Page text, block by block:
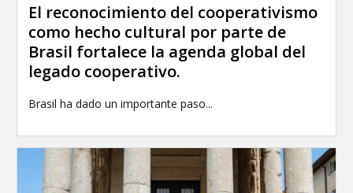
El reconocimiento del cooperativismo
como hecho cultural por parte de
Brasil fortalece la agenda global del
legado cooperativo.
Brasil ha dado un importante paso...